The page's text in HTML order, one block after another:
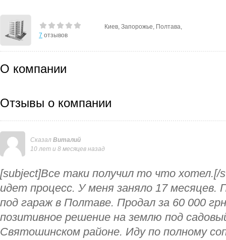
7 отзывов
Киев, Запорожье, Полтава,
О компании
Отзывы о компании
Сказал Виталий
10 лет и 8 месяцев назад
[subject]Все таки получил то что хотел.[/
идет процесс. У меня заняло 17 месяцев.
под гараж в Полтаве. Продал за 60 000
позитивное решение на землю под
Святошинском районе. Иду по полному